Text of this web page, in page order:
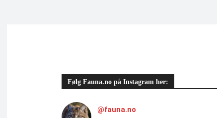
Følg Fauna.no på Instagram her:
@fauna.no